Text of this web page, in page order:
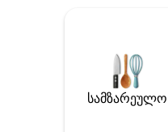
სამზარეულო